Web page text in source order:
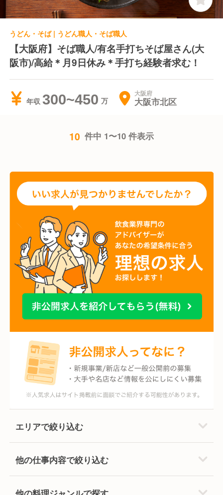
うどん・そば | うどん職人・そば職人
【大阪府】そば職人/有名手打ちそば屋さん(大
阪市)/高給＊月9日休み＊手打ち経験者求む！
年収 300~450 大阪府
大阪市北区
10 件中 1〜10 件表示
エリアで絞り込む
他の仕事内容で絞り込む